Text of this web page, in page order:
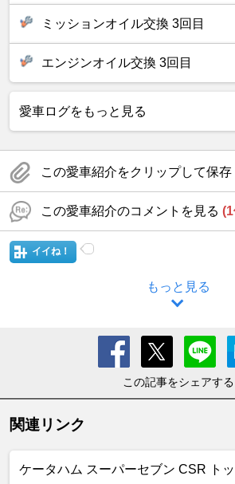
ミッションオイル交換 3回目
エンジンオイル交換 3回目
愛車ログをもっと見る
この愛車紹介をクリップして保存
この愛車紹介のコメントを見る
イイね！
もっと見る
この記事をシェアする
関連リンク
ケータハム スーパーセブン CSR ト